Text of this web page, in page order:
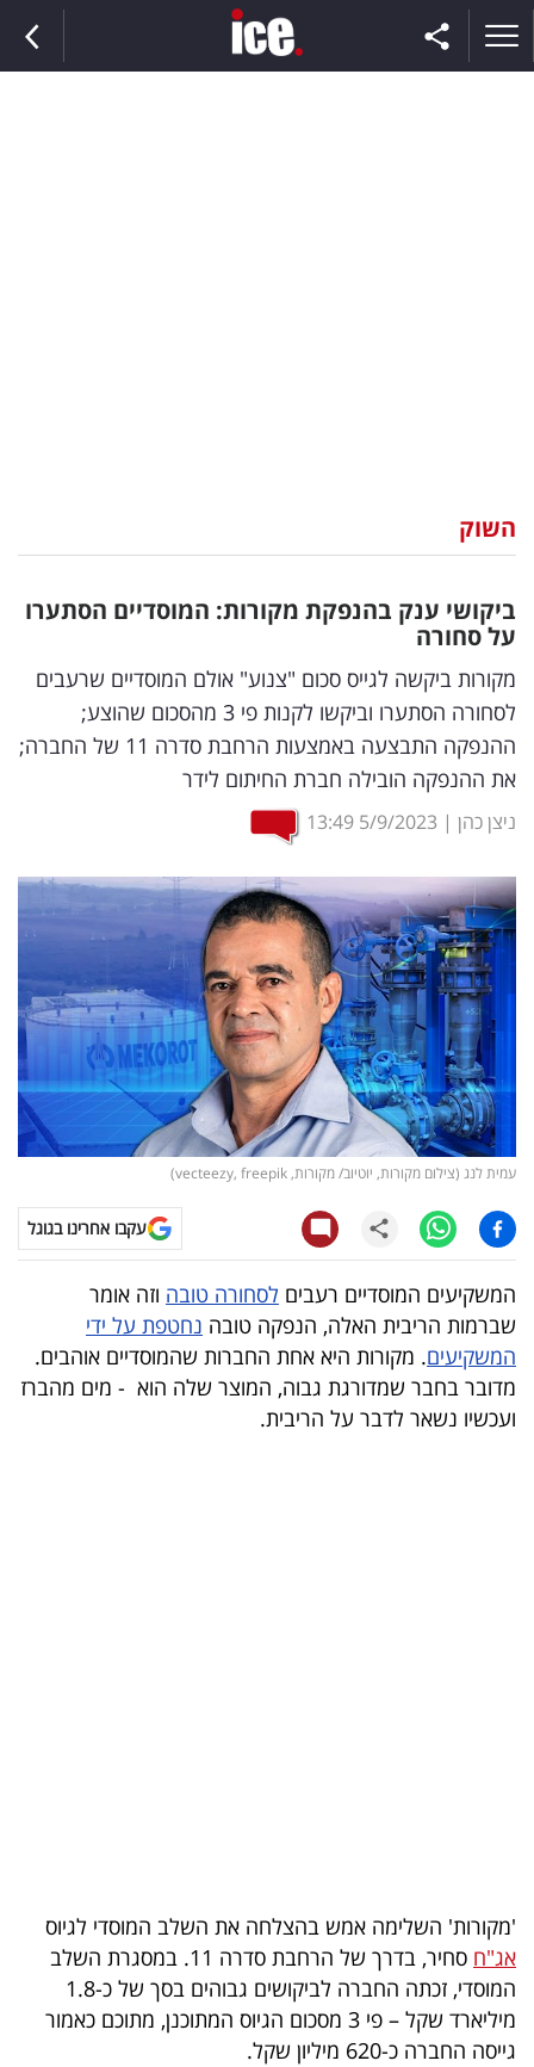
וצרכנות
דיגיטל
וטק
שיווק
ופרסום
משפט
מדדים
ומחקרים
דעות
רכילות
עסקית
קריפטו
ויראלי
טלוויזיה
עסקי
ספורט
קריירה
ולימודים
המילון
הכלכלי
פודקאסט
השוק
ביקושי ענק בהנפקת מקורות: המוסדיים הסתערו
על סחורה
מקורות ביקשה לגייס סכום "צנוע" אולם המוסדיים שרעבים
לסחורה הסתערו וביקשו לקנות פי 3 מהסכום שהוצע;
ההנפקה התבצעה באמצעות הרחבת סדרה 11 של החברה;
את ההנפקה הובילה חברת החיתום לידר
ניצן כהן |
5/9/2023
13:49
עמית לנג (צילום מקורות, יוטיוב/ מקורות, vecteezy, freepik)
עקבו אחרינו בגוגל
המשקיעים המוסדיים רעבים לסחורה טובה וזה אומר
שברמות הריבית האלה, הנפקה טובה נחטפת על ידי
המשקיעים. מקורות היא אחת החברות שהמוסדיים אוהבים.
מדובר בחבר שמדורגת גבוה, המוצר שלה הוא - מים מהברז
ועכשיו נשאר לדבר על הריבית.
'מקורות' השלימה אמש בהצלחה את השלב המוסדי לגיוס
אג"ח
סחיר, בדרך של הרחבת סדרה 11. במסגרת השלב
המוסדי, זכתה החברה לביקושים גבוהים בסך של כ-1.8
מיליארד שקל – פי 3 מסכום הגיוס המתוכנן, מתוכם כאמור
גייסה החברה כ-620 מיליון שקל.